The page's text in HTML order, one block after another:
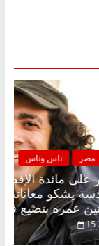
أحلى سنين عمره بتضيع في السجن
رمضان.. د.
حلم